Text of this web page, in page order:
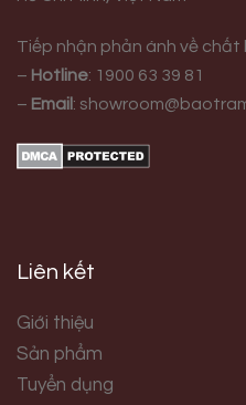
Tiếp nhận phản ánh về chất
– Hotline: 1900 63 39 81
– Email :
Liên kết
Giới thiệu
Sản phẩm
Tuyển dụng